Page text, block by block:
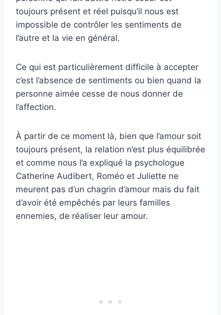
toujours présent et réel puisqu’il nous est
impossible de contrôler les sentiments de
l’autre et la vie en général.
Ce qui est particulièrement difficile à accepter
c’est l’absence de sentiments ou bien quand la
personne aimée cesse de nous donner de
l’affection.
À partir de ce moment là, bien que l’amour soit
toujours présent, la relation n’est plus équilibrée
et comme nous l’a expliqué la psychologue
Catherine Audibert, Roméo et Juliette ne
meurent pas d’un chagrin d’amour mais du fait
d’avoir été empêchés par leurs familles
ennemies, de réaliser leur amour.